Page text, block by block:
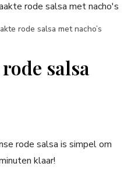
rode salsa met nacho’s
salsa
rode salsa is simpel om
klaar!